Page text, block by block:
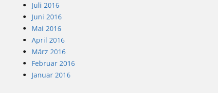
Juli 2016
Juni 2016
Mai 2016
April 2016
März 2016
Februar 2016
Januar 2016